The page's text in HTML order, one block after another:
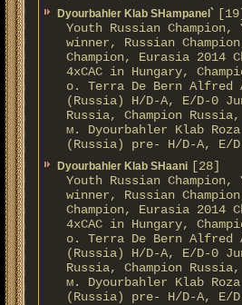
Dyourbahler Klab SHampanel`
Youth Russian Champion,
winner, Russian
Champion, Eurasia 2014
4xCAC in Hungary,
о. Terra De Bern Alfred
(Russia) H/D-A, E/D-0
Russia, Champion Russia,
м. Dyourbahler Klab
(Russia) pre- H/D-A, E/
Dyourbahler Klab SHaani [28]
Youth Russian Champion,
winner, Russian
Champion, Eurasia 2014
4xCAC in Hungary,
о. Terra De Bern Alfred
(Russia) H/D-A, E/D-0
Russia, Champion Russia,
м. Dyourbahler Klab
(Russia) pre- H/D-A, E/